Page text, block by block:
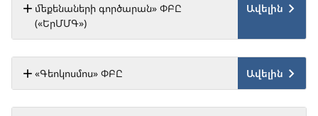
մեքենաների գործարան» ՓԲԸ
(«ԵրՄՄԳ»)
Ավելին
«Գեոկոսմոս» ՓԲԸ Ավելին